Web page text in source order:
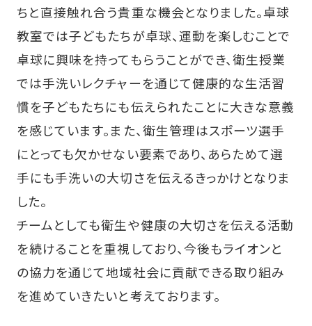
ちと直接触れ合う貴重な機会となりました。卓球
教室では子どもたちが卓球、運動を楽しむことで
卓球に興味を持ってもらうことができ、衛生授業
では手洗いレクチャーを通じて健康的な生活習
慣を子どもたちにも伝えられたことに大きな意義
を感じています。また、衛生管理はスポーツ選手
にとっても欠かせない要素であり、あらためて選
手にも手洗いの大切さを伝えるきっかけとなりま
した。
チームとしても衛生や健康の大切さを伝える活動
を続けることを重視しており、今後もライオンと
の協力を通じて地域社会に貢献できる取り組み
を進めていきたいと考えております。